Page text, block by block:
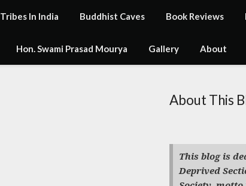
Tribes In India Buddhist Caves Book Reviews
Hon. Swami Prasad Mourya Gallery About
About This
This blog is
Deprived